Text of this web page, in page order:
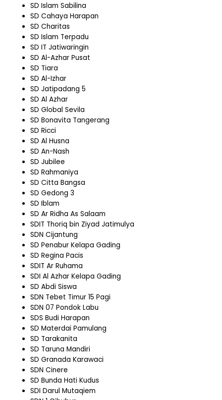
SD Islam Sabilina
SD Cahaya Harapan
SD Charitas
SD Islam Terpadu
SD IT Jatiwaringin
SD Al-Azhar Pusat
SD Tiara
SD Al-Izhar
SD Jatipadang 5
SD Al Azhar
SD Global Sevila
SD Bonavita Tangerang
SD Ricci
SD Al Husna
SD An-Nash
SD Jubilee
SD Rahmaniya
SD Citta Bangsa
SD Gedong 3
SD Iblam
SD Ar Ridha As Salaam
SDIT Thoriq bin Ziyad Jatimulya
SDN Cijantung
SD Penabur Kelapa Gading
SD Regina Pacis
SDIT Ar Ruhama
SDI Al Azhar Kelapa Gading
SD Abdi Siswa
SDN Tebet Timur 15 Pagi
SDN 07 Pondok Labu
SDS Budi Harapan
SD Materdai Pamulang
SD Tarakanita
SD Taruna Mandiri
SD Granada Karawaci
SDN Cinere
SD Bunda Hati Kudus
SDI Darul Mutaqiem